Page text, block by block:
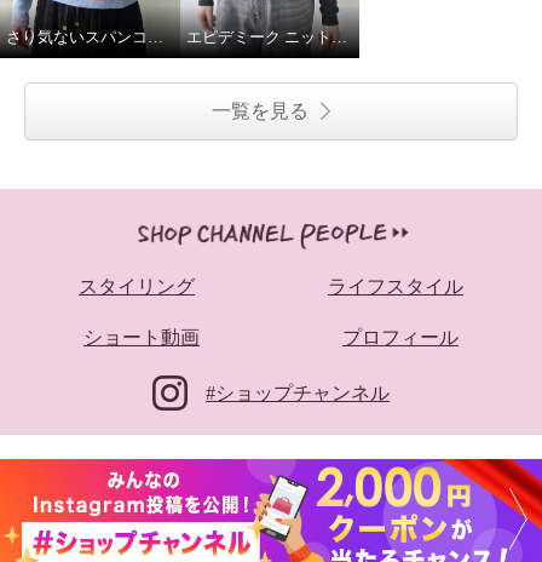
さり気ないスパンコールがポイント✨ エピデミーク ニットツイードベスト
一覧を見る
スタイリング ライフスタイル
ショート動画 プロフィール
#ショップチャンネル